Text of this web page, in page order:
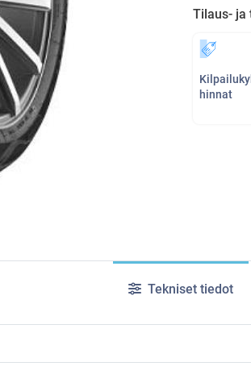
Tilaus- ja
hinnat
Tekniset tiedot